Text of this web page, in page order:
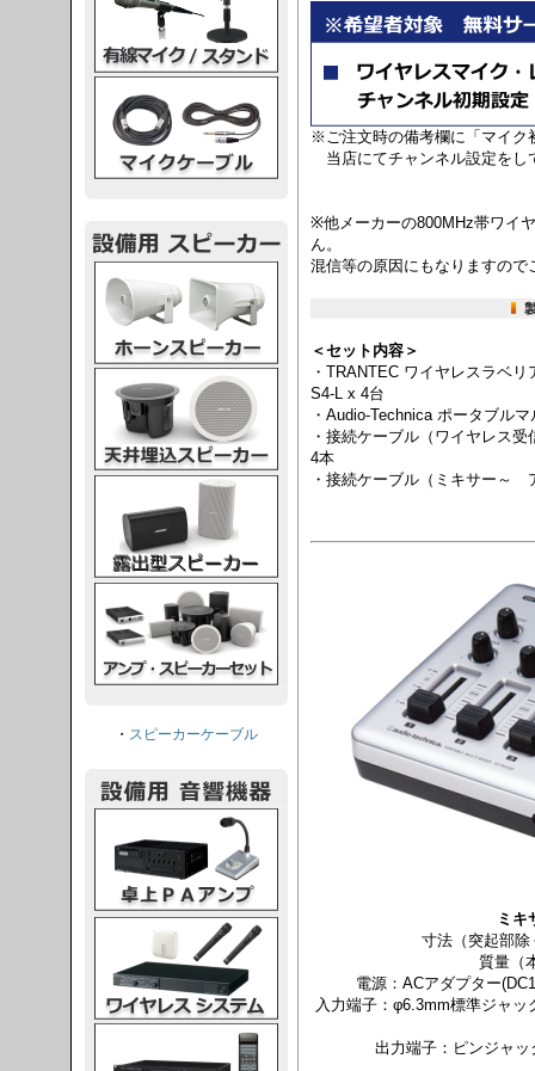
※ご注文時の備考欄に「マイク
当店にてチャンネル設定をし
※他メーカーの800MHz帯ワイ
ん。
混信等の原因にもなりますので
＜セット内容＞
・TRANTEC ワイヤレスラベ
S4-L x 4台
・Audio-Technica ポータブル
・接続ケーブル（ワイヤレス
4本
・接続ケーブル（ミキサー
ミ
寸法（突起部除
質量（
電源：ACアダプター
入力端子：φ6.3mm標準ジャ
出力端子：ピンジャ
・ スピーカーケーブル